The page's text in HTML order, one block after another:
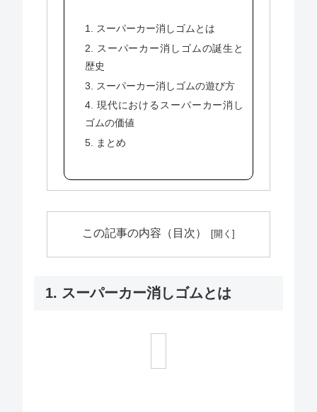
1. スーパーカー消しゴムとは
2. スーパーカー消しゴムの誕生と
歴史
3. スーパーカー消しゴムの遊び方
4. 現代におけるスーパーカー消し
ゴムの価値
5. まとめ
この記事の内容（目次）
1. スーパーカー消しゴムとは